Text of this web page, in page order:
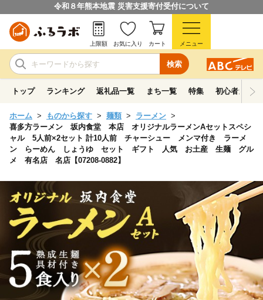
令和８年熊本地震 災害支援寄付受付について
検索
上限額 お気に入り カート メニュー
トップ ランキング 返礼品一覧 まち一覧 特集 初心者ガイド
ホーム ものから探す 麺類
ラーメン
喜多方ラーメン 坂内食堂 本店 オリジナルラーメンAセットスペシ
ャル 5人前×2セット 計10人前 チャーシュー メンマ付き ラーメ
ン らーめん しょうゆ セット ギフト 人気 お土産 生麺 グル
メ 有名店 名店【07208-0882】